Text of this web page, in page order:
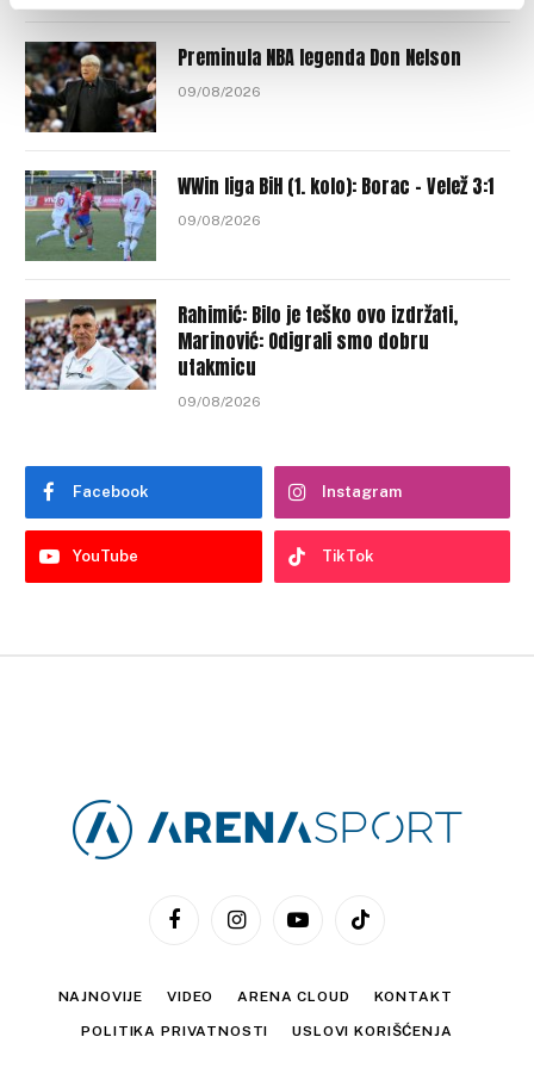
Preminula NBA legenda Don Nelson
09/08/2026
WWin liga BiH (1. kolo): Borac – Velež 3:1
09/08/2026
Rahimić: Bilo je teško ovo izdržati,
Marinović: Odigrali smo dobru
utakmicu
09/08/2026
Facebook Instagram
YouTube TikTok
FacebookInstagramYouTubeTikTok
NAJNOVIJE VIDEO ARENA CLOUD KONTAKT
POLITIKA PRIVATNOSTI USLOVI KORIŠĆENJA